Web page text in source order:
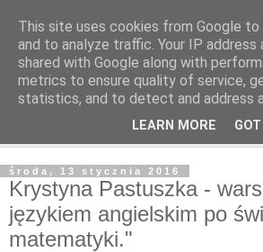
środa, 13 stycznia 2016
Krystyna Pastuszka -
językiem angielskim po
matematyki."
This site uses cookies from Google
and to analyze traffic. Your IP address
shared with Google along with
metrics to ensure quality of service,
statistics, and to detect and address
LEARN MORE